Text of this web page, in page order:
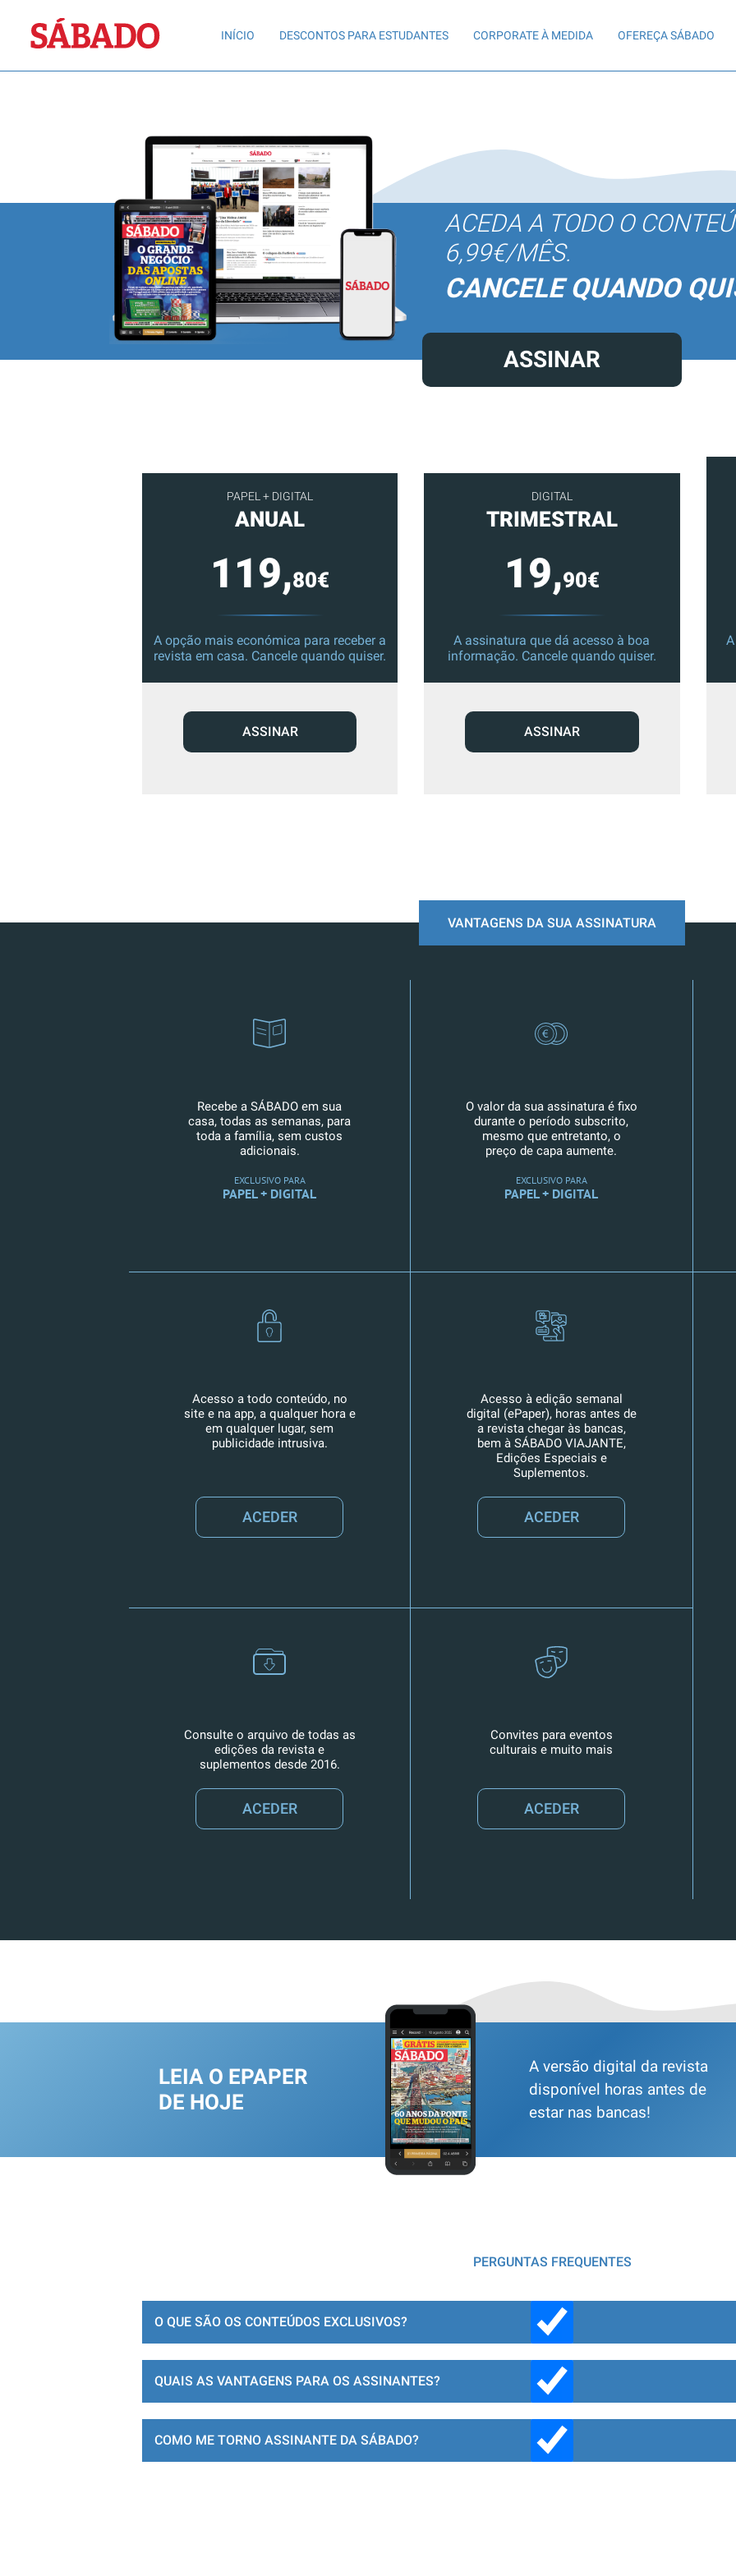
Sábado
INÍCIO DESCONTOS PARA ESTUDANTES CORPORATE À MEDIDA OFEREÇA SÁBADO
ACEDA A TODO O
6,99€/MÊS.
CANCELE QUANDO
ASSINAR
PAPEL + DIGITAL
ANUAL
119,80€
A opção mais económica para receber a
revista em casa. Cancele quando quiser.
ASSINAR
DIGITAL
TRIMESTRAL
19,90€
A assinatura que dá acesso à boa
informação. Cancele quando quiser.
ASSINAR
VANTAGENS DA SUA ASSINATURA
Recebe a SÁBADO em sua
casa, todas as semanas, para
toda a família, sem custos
adicionais.
EXCLUSIVO PARA
PAPEL + DIGITAL
O valor da sua assinatura é fixo
durante o período subscrito,
mesmo que entretanto, o
preço de capa aumente.
EXCLUSIVO PARA
PAPEL + DIGITAL
Acesso a todo conteúdo, no
site e na app, a qualquer hora e
em qualquer lugar, sem
publicidade intrusiva.
ACEDER
Acesso à edição semanal
digital (ePaper), horas antes de
a revista chegar às bancas,
bem à SÁBADO VIAJANTE,
Edições Especiais e
Suplementos.
ACEDER
Consulte o arquivo de todas as
edições da revista e
suplementos desde 2016.
ACEDER
Convites para eventos
culturais e muito mais
ACEDER
LEIA O EPAPER
DE HOJE
A versão digital da revista
disponível horas antes de
estar nas bancas!
PERGUNTAS FREQUENTES
O QUE SÃO OS CONTEÚDOS EXCLUSIVOS?
QUAIS AS VANTAGENS PARA OS ASSINANTES?
COMO ME TORNO ASSINANTE DA SÁBADO?